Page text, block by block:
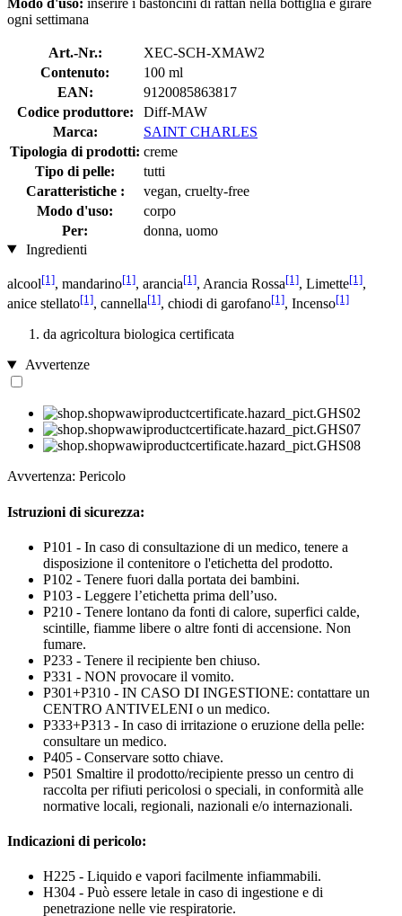
ogni settimana
Art.-Nr.:
XEC-SCH-XMAW2
Contenuto:
100 ml
EAN:
9120085863817
Codice produttore:
Diff-MAW
Marca:
SAINT CHARLES
Tipologia di prodotti: creme
Tipo di pelle:
tutti
Caratteristiche :
vegan, cruelty-free
Modo d'uso:
corpo
Per:
donna, uomo
Ingredienti
alcool[1], mandarino[1], arancia[1], Arancia Rossa[1], Limette[1],
anice stellato[1], cannella[1], chiodi di garofano[1], Incenso[1]
da agricoltura biologica certificata
Avvertenze
Avvertenza: Pericolo
Istruzioni di sicurezza:
P101 - In caso di consultazione di un medico, tenere a
disposizione il contenitore o l'etichetta del prodotto.
P102 - Tenere fuori dalla portata dei bambini.
P103 - Leggere l’etichetta prima dell’uso.
P210 - Tenere lontano da fonti di calore, superfici calde,
scintille, fiamme libere o altre fonti di accensione. Non
fumare.
P233 - Tenere il recipiente ben chiuso.
P331 - NON provocare il vomito.
P301+P310 - IN CASO DI INGESTIONE: contattare un
CENTRO ANTIVELENI o un medico.
P333+P313 - In caso di irritazione o eruzione della pelle:
consultare un medico.
P405 - Conservare sotto chiave.
P501 Smaltire il prodotto/recipiente presso un centro di
raccolta per rifiuti pericolosi o speciali, in conformità alle
normative locali, regionali, nazionali e/o internazionali.
Indicazioni di pericolo:
H225 - Liquido e vapori facilmente infiammabili.
H304 - Può essere letale in caso di ingestione e di
penetrazione nelle vie respiratorie.